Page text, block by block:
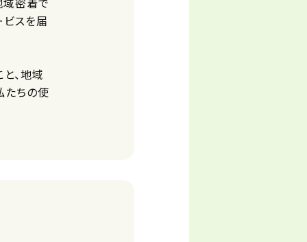
スを届
、地域
たちの使